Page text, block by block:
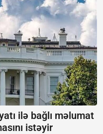
ilə bağlı məlumat
istəyir